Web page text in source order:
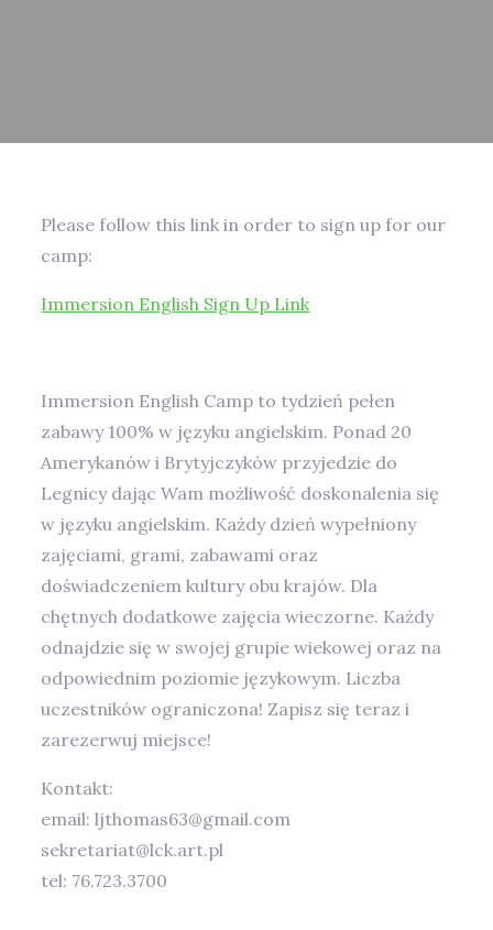
Please follow this link in order to sign up for our
camp:
Immersion English Sign Up Link
Immersion English Camp to tydzień pełen
zabawy 100% w języku angielskim. Ponad 20
Amerykanów i Brytyjczyków przyjedzie do
Legnicy dając Wam możliwość doskonalenia się
w języku angielskim. Każdy dzień wypełniony
zajęciami, grami, zabawami oraz
doświadczeniem kultury obu krajów. Dla
chętnych dodatkowe zajęcia wieczorne. Każdy
odnajdzie się w swojej grupie wiekowej oraz na
odpowiednim poziomie językowym. Liczba
uczestników ograniczona! Zapisz się teraz i
zarezerwuj miejsce!
Kontakt:
email: ljthomas63@gmail.com
sekretariat@lck.art.pl
tel: 76.723.3700